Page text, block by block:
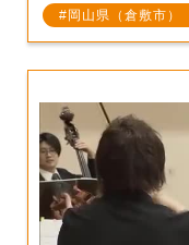
岡山県（倉敷市）